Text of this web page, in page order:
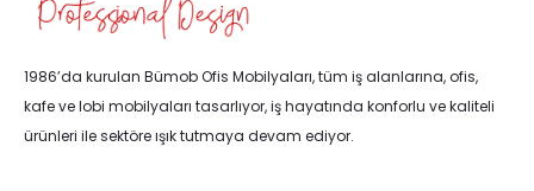
1986’da kurulan Bümob Ofis Mobilyaları, tüm iş alanlarına, ofis,
kafe ve lobi mobilyaları tasarlıyor, iş hayatında konforlu ve kaliteli
ürünleri ile sektöre ışık tutmaya devam ediyor.